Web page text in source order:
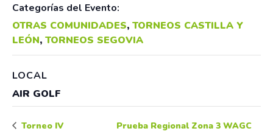
Categorías del Evento:
OTRAS COMUNIDADES, TORNEOS CASTILLA Y
LEÓN, TORNEOS SEGOVIA
LOCAL
AIR GOLF
Torneo IV
Prueba Regional Zona 3 WAGC